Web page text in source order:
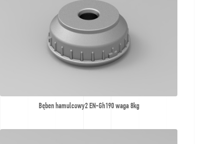
Bęben hamulcowy2 EN-Gh190 waga 8kg